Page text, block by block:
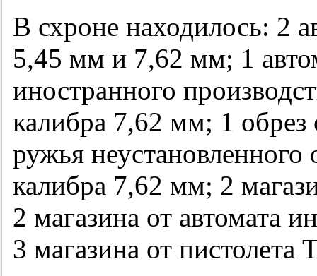
В схроне находилось: 2
5,45 мм и 7,62 мм; 1
иностранного
калибра 7,62 мм; 1 обрез
ружья неустановленного
калибра 7,62 мм; 2
2 магазина от автомата
3 магазина от пистолета